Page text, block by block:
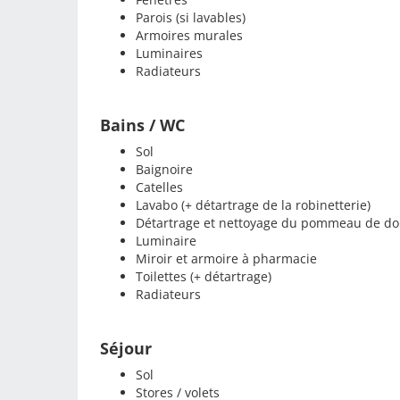
Parois (si lavables)
Armoires murales
Luminaires
Radiateurs
Bains / WC
Sol
Baignoire
Catelles
Lavabo (+ détartrage de la robinetterie)
Détartrage et nettoyage du pommeau de
Luminaire
Miroir et armoire à pharmacie
Toilettes (+ détartrage)
Radiateurs
Séjour
Sol
Stores / volets